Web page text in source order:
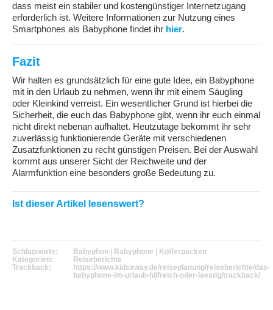
dass meist ein stabiler und kostengünstiger Internetzugang
erforderlich ist. Weitere Informationen zur Nutzung eines
Smartphones als Babyphone findet ihr hier.
Fazit
Wir halten es grundsätzlich für eine gute Idee, ein Babyphone
mit in den Urlaub zu nehmen, wenn ihr mit einem Säugling
oder Kleinkind verreist. Ein wesentlicher Grund ist hierbei die
Sicherheit, die euch das Babyphone gibt, wenn ihr euch einmal
nicht direkt nebenan aufhaltet. Heutzutage bekommt ihr sehr
zuverlässig funktionierende Geräte mit verschiedenen
Zusatzfunktionen zu recht günstigen Preisen. Bei der Auswahl
kommt aus unserer Sicht der Reichweite und der
Alarmfunktion eine besonders große Bedeutung zu.
Ist dieser Artikel lesenswert?
Schlagworte: Babyphon | Babyphone | Kofferpacken
Kategorien:
Reiseberichte
Trackback:
https://www.kidsaway.de/reiseplanung/reiseberichte/das-
babyphone-im-urlaub-hilfreich-oder-laestig/trackback/